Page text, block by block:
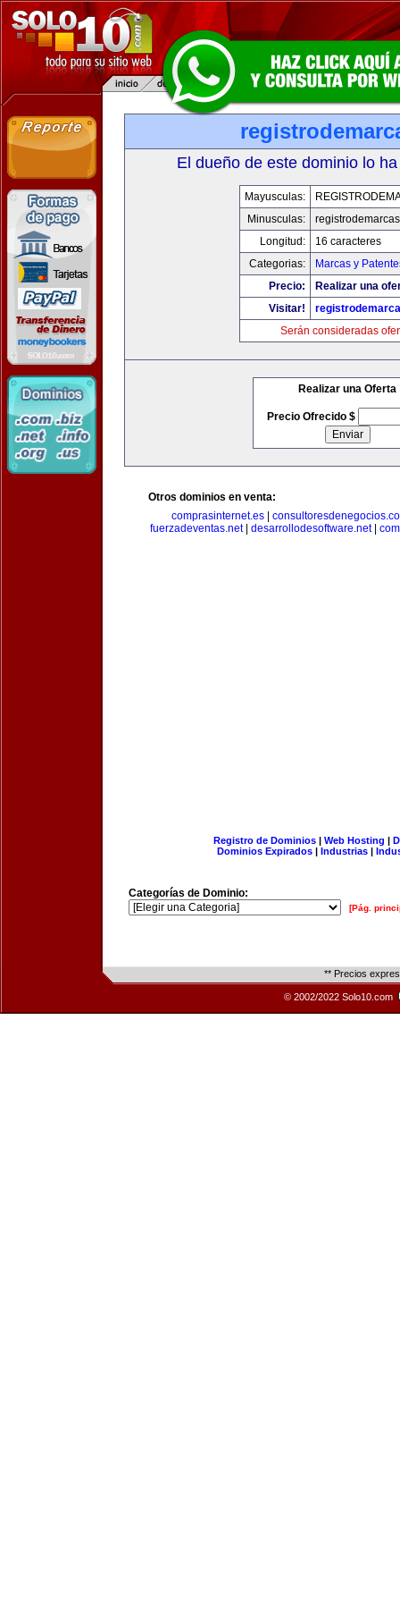
El dueño de este dominio lo
Mayusculas:
Minusculas:
Longitud:
16 caracteres
Categorias:
Marcas y
Precio:
Realizar una
Visitar!
Serán consideradas
Realizar una Oferta
Precio Ofrecido $
Otros dominios en venta:
comprasinternet.es|
fuerzadeventas.net| desarrollodesoftware.net|
Registro de Dominios| Web Hosting |
Dominios Expirados | Industrias |
Categorías de Dominio:
[Pág.
** Precios
© 2002/2022 Solo10.com